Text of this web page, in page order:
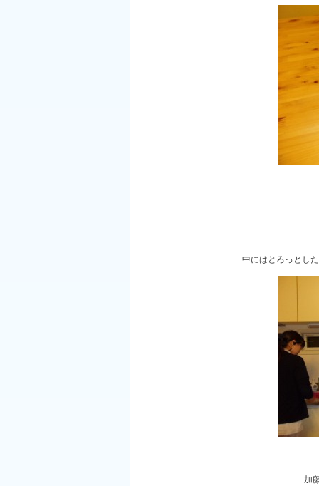
中にはとろっとし
加